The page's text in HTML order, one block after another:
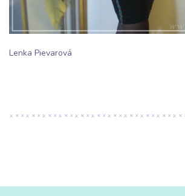
Lenka Pievarová